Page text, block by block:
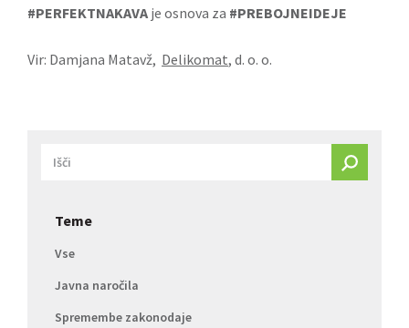
#PERFEKTNAKAVA je osnova za #PREBOJNEIDEJE
Vir: Damjana Matavž, Delikomat, d. o. o.
Teme
Vse
Javna naročila
Spremembe zakonodaje